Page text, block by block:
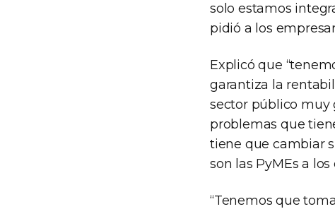
solo estamos
pidió a los
Explicó que
garantiza la
sector público muy
problemas que
tiene que cambiar
son las PyMEs a
“Tenemos que